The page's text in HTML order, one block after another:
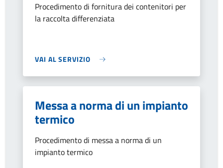
Procedimento di fornitura dei contenitori per
la raccolta differenziata
VAI AL SERVIZIO
Messa a norma di un impianto
termico
Procedimento di messa a norma di un
impianto termico